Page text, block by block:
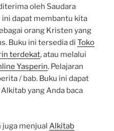
oleh Saudara
dapat membantu kita
orang Kristen yang
Buku ini tersedia di Toko
terdekat, atau melalui
Yasperin. Pelajaran
/ bab. Buku ini dapat
yang Anda baca
juga menjual Alkitab